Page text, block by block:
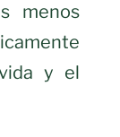
menos
y el